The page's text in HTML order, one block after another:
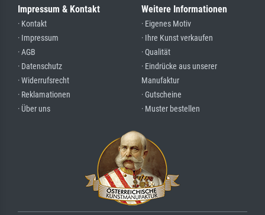
Impressum & Kontakt
· Kontakt
· Impressum
· AGB
· Datenschutz
· Widerrufsrecht
· Reklamationen
· Über uns
Weitere Informationen
· Eigenes Motiv
· Ihre Kunst verkaufen
· Qualität
· Eindrücke aus unserer
Manufaktur
· Gutscheine
· Muster bestellen